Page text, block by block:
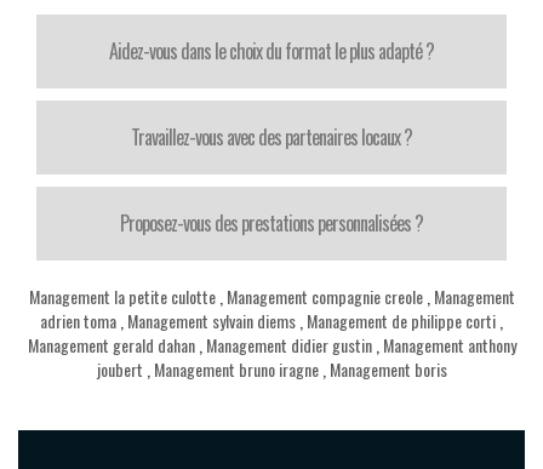
Aidez-vous dans le choix du format le plus adapté ?
Travaillez-vous avec des partenaires locaux ?
Proposez-vous des prestations personnalisées ?
Management la petite culotte, Management compagnie creole, Management
adrien toma Management sylvain diems Management de philippe corti
Management gerald dahan, Management didier gustin, Management anthony
joubert Management bruno iragne, Management boris